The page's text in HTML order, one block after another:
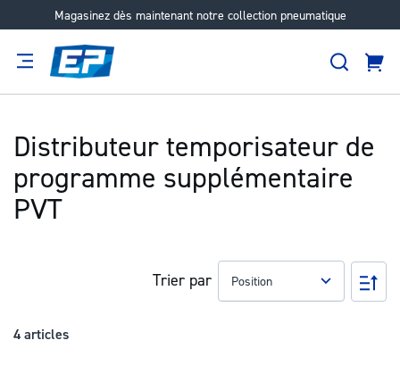
Magasinez dès maintenant notre collection pneumatique
Aller
Distributeur temporisateur de
programme supplémentaire
PVT
4 articles
Trier par
Par